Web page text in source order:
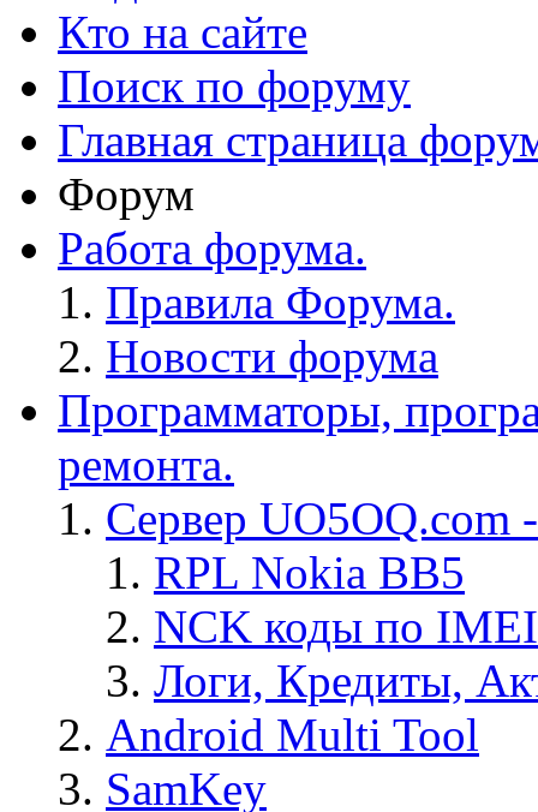
Кто на сайте
Поиск по форуму
Главная страница
Форум
Работа форума.
Правила Форума.
Новости форума
Программаторы,
ремонта.
Сервер
RPL Nokia BB5
NCK коды по IMEI
Логи, Кредиты,
Android Multi Tool
SamKey